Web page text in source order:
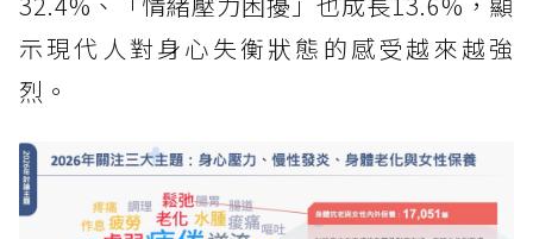
示現代人對身心失衡狀態的感受越來越強
烈。